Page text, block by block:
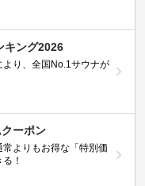
キング2026
り、全国No.1サウナが
ーポン
よりもお得な「特別価
！